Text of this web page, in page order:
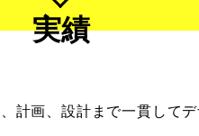
実績
計画、設計まで一貫して